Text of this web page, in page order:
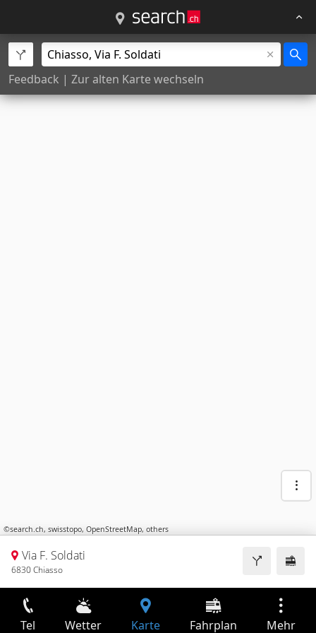
Feedback | Zur alten Karte wechseln
©search.ch, swisstopo, OpenStreetMap, others
Via F. Soldati
6830 Chiasso
Tel Wetter Karte Fahrplan Mehr